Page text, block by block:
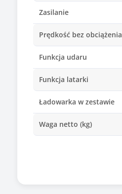
Zasilanie
Prędkość bez obciążenia
Funkcja udaru
Funkcja latarki
Ładowarka w zestawie
Waga netto (kg)